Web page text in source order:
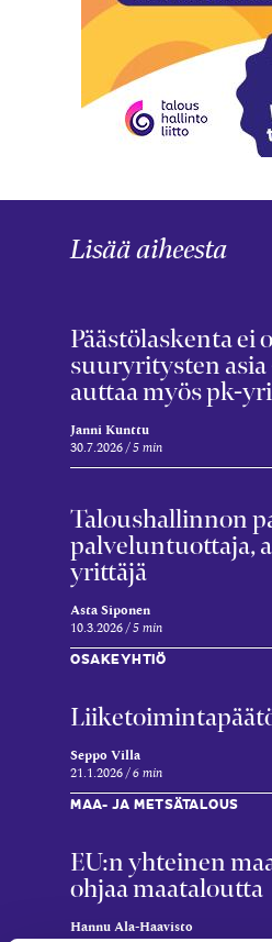
Lisää aiheesta
Päästölaskenta ei
suuryritysten
auttaa myös pk-
Janni Kunttu
30.7.2026 5 min
Taloushallinnon
palveluntuottaja,
yrittäjä
Asta Siponen
10.3.2026 5 min
OSAKEYHTIÖ
Seppo Villa
21.1.2026 6 min
MAA- JA METSÄTALOUS
EU:n yhteinen
ohjaa maataloutta
Hannu Ala-Haavisto